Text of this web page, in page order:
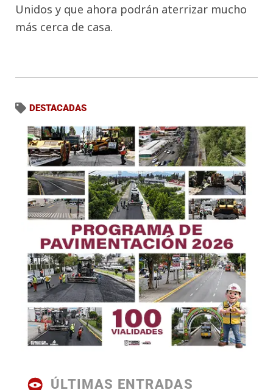
Unidos y que ahora podrán aterrizar mucho
más cerca de casa.
DESTACADAS
ÚLTIMAS ENTRADAS